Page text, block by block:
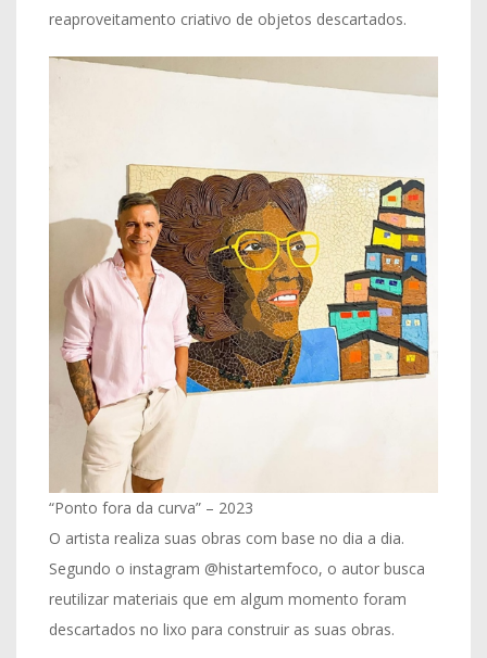
reaproveitamento criativo de objetos descartados.
“Ponto fora da curva” – 2023
O artista realiza suas obras com base no dia a dia.
Segundo o instagram @histartemfoco, o autor busca
reutilizar materiais que em algum momento foram
descartados no lixo para construir as suas obras.